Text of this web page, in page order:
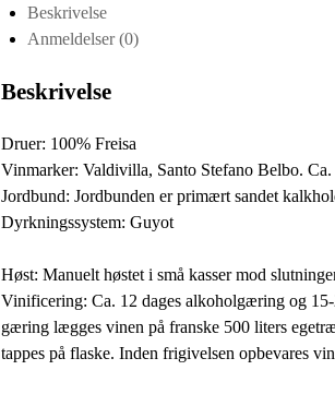
antal
Beskrivelse
Anmeldelser (0)
Beskrivelse
Druer: 100% Freisa
Vinmarker: Valdivilla, Santo Stefano Belbo.
Jordbund: Jordbunden er primært sandet
Dyrkningssystem: Guyot
Høst: Manuelt høstet i små kasser mod
Vinificering: Ca. 12 dages alkoholgæring og
gæring lægges vinen på franske 500 liters
tappes på flaske. Inden frigivelsen opbevares